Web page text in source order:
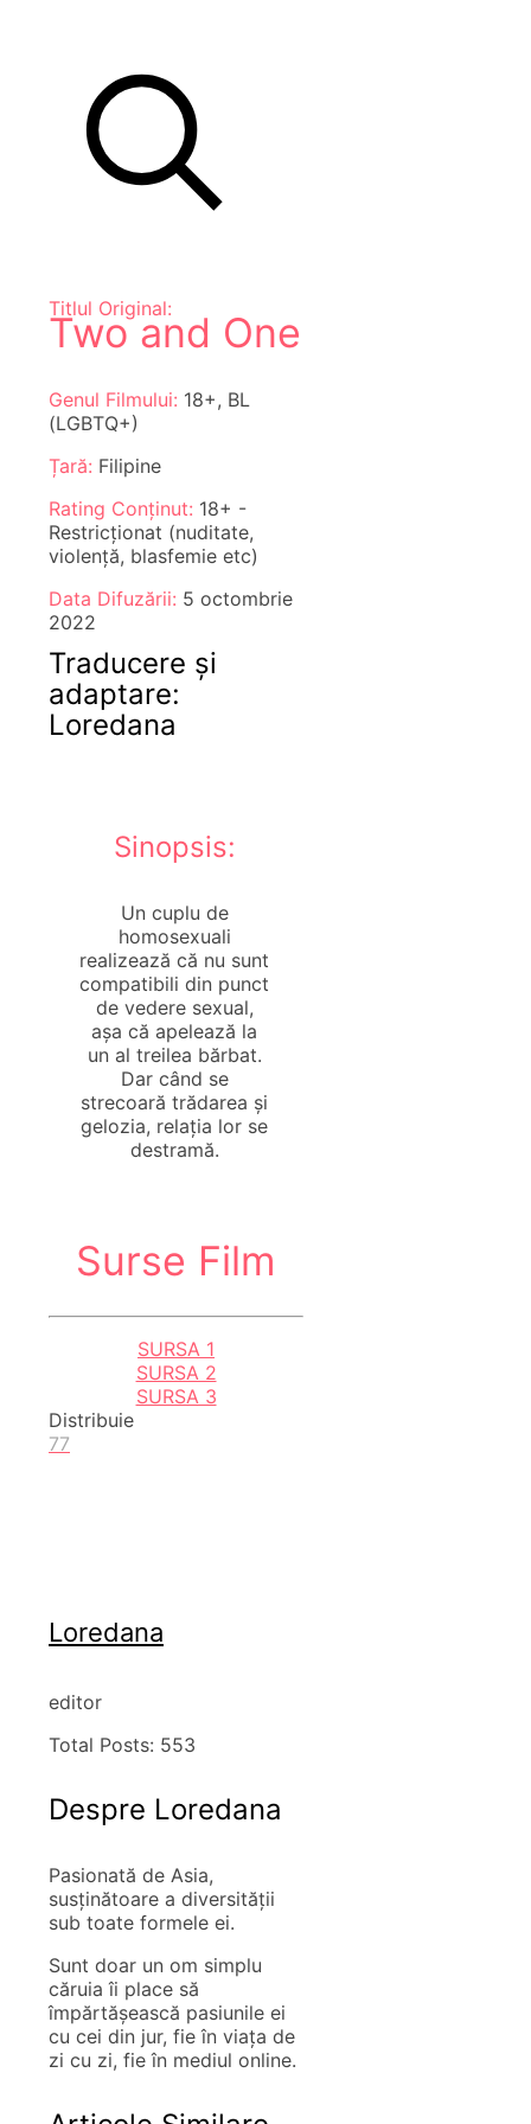
Titlul Original:
Two and One
Genul Filmului: 18+, BL
(LGBTQ+)
Țară: Filipine
Rating Conținut: 18+ -
Restricționat (nuditate,
violență, blasfemie etc)
Data Difuzării: 5 octombrie
2022
Traducere și
adaptare:
Loredana
Sinopsis:
Un cuplu de
homosexuali
realizează că nu sunt
compatibili din punct
de vedere sexual,
așa că apelează la
un al treilea bărbat.
Dar când se
strecoară trădarea și
gelozia, relația lor se
destramă.
Surse Film
SURSA 1
SURSA 2
SURSA 3
Distribuie
77
Loredana
editor
Total Posts: 553
Despre Loredana
Pasionată de Asia,
susţinătoare a diversităţii
sub toate formele ei.
Sunt doar un om simplu
căruia îi place să
împărtăşească pasiunile ei
cu cei din jur, fie în viaţa de
zi cu zi, fie în mediul online.